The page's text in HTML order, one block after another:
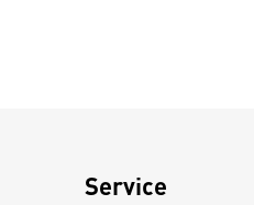
Service